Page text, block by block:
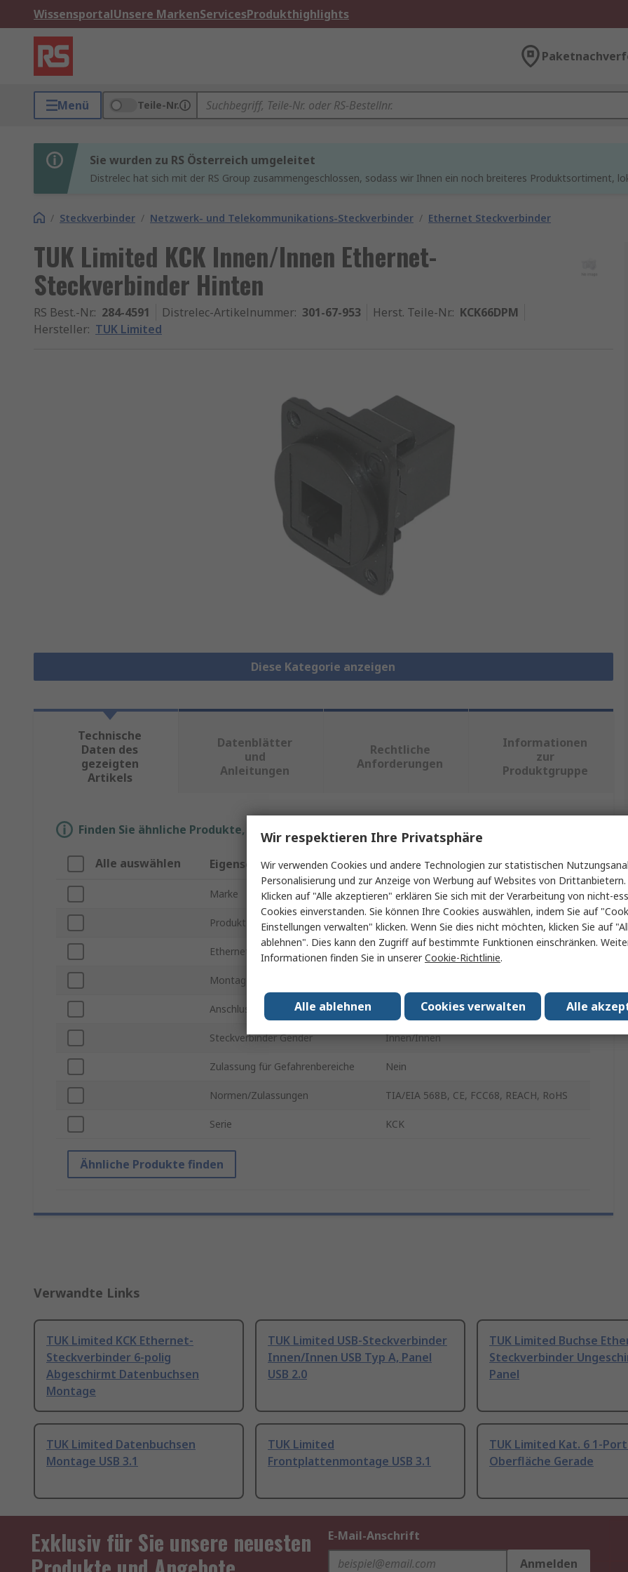
WissensportalUnsere MarkenServicesProdukthighlights
Menü Teile-Nr.
Sie wurden zu RS Österreich umgeleitet
Distrelec hat sich mit der RS Group zusammengeschlossen, sodass wir Ihnen ein noch breiteres Produktsortiment,
/ Steckverbinder / Netzwerk- und Telekommunikations-Steckverbinder / Ethernet Steckverbinder
TUK Limited KCK Innen/Innen Ethernet-
Steckverbinder Hinten
RS Best.-Nr.: 284-4591 Distrelec-Artikelnummer: 301-67-953 Herst. Teile-Nr.: KCK66DPM
Hersteller: TUK Limited
Diese Kategorie anzeigen
Technische
Daten des
gezeigten
Artikels
Datenblätter
und
Anleitungen
Rechtliche
Anforderungen
Informationen
zur
Produktgruppe
Finden Sie ähnliche Produkte, indem Sie ein oder mehrere Eigenschaften auswählen.
Alle auswählen Eigenschaft Wert
Marke TUK Limited
Produkt Typ Ethernet-Steckverbinder
Ethernetanschlusstyp RJ12-Steckverbinder
Montageart
Anschlusstyp
Steckverbinder Gender Innen/Innen
Zulassung für Gefahrenbereiche Nein
Normen/Zulassungen TIA/EIA 568B, CE, FCC68, REACH, RoHS
Serie KCK
Ähnliche Produkte finden
Verwandte Links
TUK Limited KCK Ethernet-
Steckverbinder 6-polig
Abgeschirmt Datenbuchsen
Montage
TUK Limited USB-Steckverbinder
Innen/Innen USB Typ A, Panel
USB 2.0
TUK Limited Buchse
Steckverbinder
Panel
TUK Limited Datenbuchsen
Montage USB 3.1
TUK Limited
Frontplattenmontage USB 3.1
TUK Limited Kat. 6 1-
Oberfläche Gerade
Exklusiv für Sie unsere neuesten
E-Mail-Anschrift
Anmelden
Wir respektieren Ihre Privatsphäre
Wir verwenden Cookies und andere Technologien zur statistischen
Personalisierung und zur Anzeige von Werbung auf Websites von
Klicken auf "Alle akzeptieren" erklären Sie sich mit der Verarbeitung von nicht-
Cookies einverstanden. Sie können Ihre Cookies auswählen, indem Sie auf
Einstellungen verwalten" klicken. Wenn Sie dies nicht möchten, klicken Sie auf
ablehnen". Dies kann den Zugriff auf bestimmte Funktionen einschränken.
Informationen finden Sie in unsererCookie-Richtlinie.
Alle
Cookies verwalten
Alle ablehnen